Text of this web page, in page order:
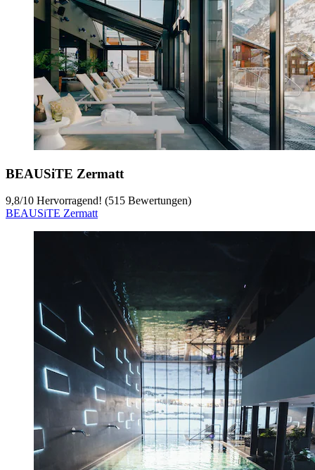
BEAUSiTE Zermatt
9,8/10 Hervorragend! (515 Bewertungen)
BEAUSiTE Zermatt